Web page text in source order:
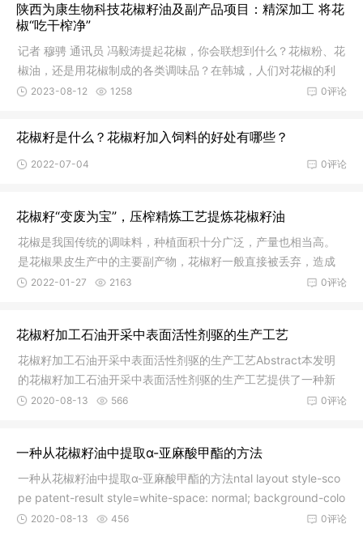
个领域的应用，逐步突破了行业内的技术瓶颈。在为康生物科技
的生产线上，花椒蛋白经过一系列复杂的加工程序，转化为花椒
组织蛋白，并进一步调味加工，最终制成了花椒蛋白素牛肉、花
椒蛋白午餐肉等即食小零食。这些新产品不仅丰富了花
陕西为康生物科技花椒籽油及副产品项目：精深加工 将花
椒“吃干榨净”
记者 穆骋 通讯员 冯毅涛提起花椒，你会联想到什么？花椒粉、花
椒油，还是用花椒制成的各类调味品？在韩城，人们对花椒的利
用，正朝着“吃干榨净”的深加工方向不断迈进。7月17日，记者来
籽油及副产品综合利用（二期）项目现场，记者看到，工人在厂
房内有条不紊地
0评论
2023-08-12 1258
花椒籽是什么？花椒籽加入饲料的好处有哪些？
0评论
2022-07-04
花椒籽“变废为宝”，压榨精炼工艺提炼花椒籽油
花椒是我国传统的调味料，种植面积十分广泛，产量也相当高。
是花椒果皮生产中的主要副产物，花椒籽一般直接被丢弃，造成
了资源的大量浪费，同时不利于环境的可持续发展。 随着人
1、食用价值 花椒
0评论
2022-01-27 2163
花椒籽加工石油开采中表面活性剂驱的生产工艺
花椒籽加工石油开采中表面活性剂驱的生产工艺Abstract本发明
的花椒籽加工石油开采中表面活性剂驱的生产工艺提供了一种新
型脂肪酸系生物表面活性剂的加工方法，其加工方法分为原料采
高达85％以上，酸价稳
0评论
2020-08-13 566
一种从花椒籽油中提取α-亚麻酸甲酯的方法
一种从花椒籽油中提取α-亚麻酸甲酯的方法ntal layout style-sco
pe patent-result style=white-space: normal; background-colo
r: rgb(255, 255, 255); color: rgb(51, 51, 51); font-stretch: nor
0评论
2020-08-13 456